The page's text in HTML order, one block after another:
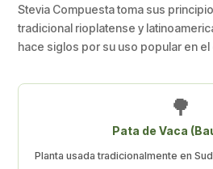
Stevia Compuesta toma sus
tradicional rioplatense y
hace siglos por su uso popular en
🌳
Pata de Vaca
Planta usada tradicionalmente en